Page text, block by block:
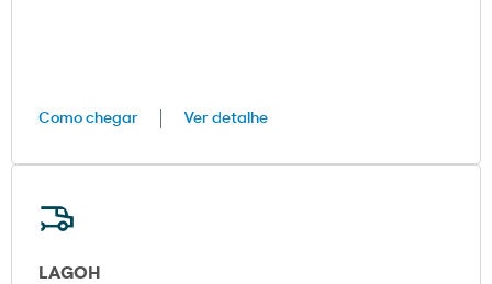
Como chegar Ver detalhe
LAGOH